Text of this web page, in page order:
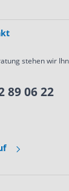
stehen wir
89 06 22